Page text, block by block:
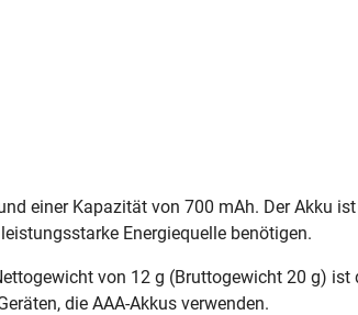
einer Kapazität von 700 mAh. Der Akku
Energiequelle benötigen.
von 12 g (Bruttogewicht 20 g) ist
die AAA-Akkus verwenden.